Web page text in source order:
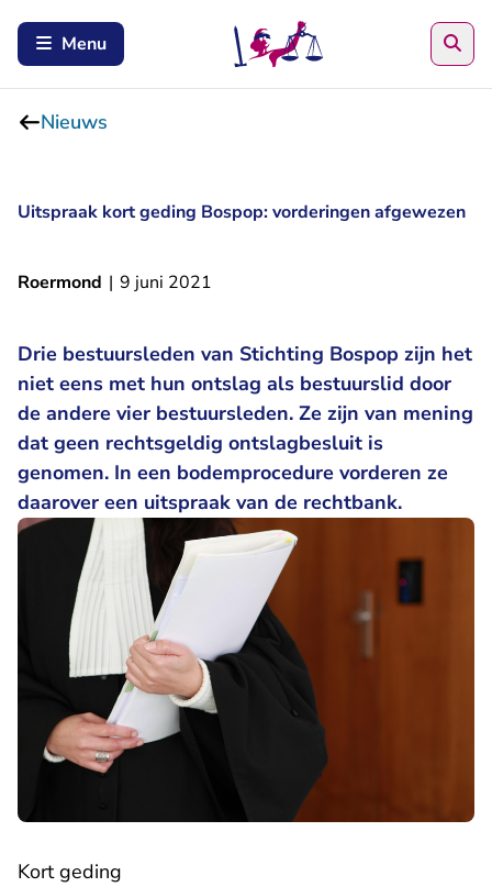
Menu
Nieuws
Uitspraak kort geding Bospop: vorderingen afgewezen
Roermond | 9 juni 2021
Drie bestuursleden van Stichting Bospop zijn het
niet eens met hun ontslag als bestuurslid door
de andere vier bestuursleden. Ze zijn van mening
dat geen rechtsgeldig ontslagbesluit is
genomen. In een bodemprocedure vorderen ze
daarover een uitspraak van de rechtbank.
Kort geding